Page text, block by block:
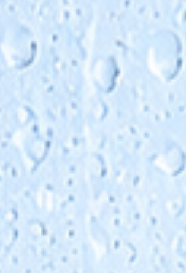
und unterstützen den Austrag
Scaling-Risiken entstehen unter
Calciumsulfat,
Fluoride oder Silikate. Welche
relevant sind, hängt von
Ausbeute, pH-Wert,
der Anlage ab.
wird in der Regel im Zulauf der
dosiert. Es wird vor allem vor
und
wenn das Rohwasser ein erhöhtes
aufweist oder die Anlage mit